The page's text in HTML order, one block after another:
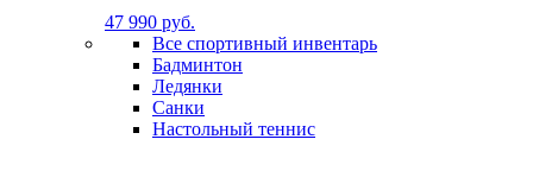
47 990 руб.
Все спортивный инвентарь
Бадминтон
Ледянки
Санки
Настольный теннис